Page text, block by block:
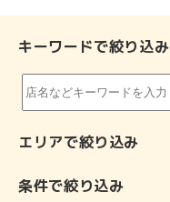
キーワードで絞り込み
エリアで絞り込み
条件で絞り込み